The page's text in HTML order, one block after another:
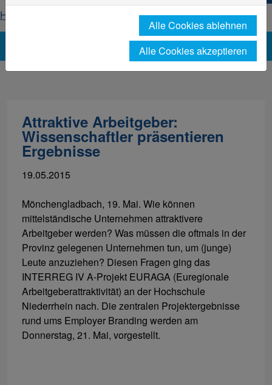
Home
News-Detailseite
Attraktive Arbeitgeber:
Wissenschaftler präsentieren
Ergebnisse
19.05.2015
Mönchengladbach, 19. Mai. Wie können
mittelständische Unternehmen attraktivere
Arbeitgeber werden? Was müssen die oftmals in der
Provinz gelegenen Unternehmen tun, um (junge)
Leute anzuziehen? Diesen Fragen ging das
INTERREG IV A-Projekt EURAGA (Euregionale
Arbeitgeberattraktivität) an der Hochschule
Niederrhein nach. Die zentralen Projektergebnisse
rund ums Employer Branding werden am
Donnerstag, 21. Mai, vorgestellt.
Alle Cookies ablehnen
Alle Cookies akzeptieren